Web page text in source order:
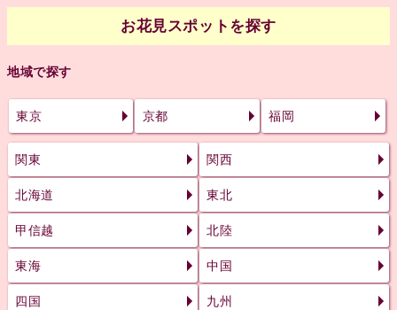
お花見スポットを探す
地域で探す
東京 京都 福岡
関東 関西
北海道 東北
甲信越 北陸
東海 中国
四国 九州